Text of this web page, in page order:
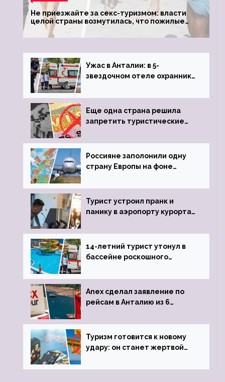
Не приезжайте за секс-туризмом: власти
целой страны возмутилась, что пожилые
туристки массово едут к ним, чтобы
обзавестись молодыми любовниками
Ужас в Анталии: в 5-
звездочном отеле охранник
пистолета
Еще одна страна решила
запретить туристические
Россияне заполонили одну
страну Европы на фоне
виз
Турист устроил пранк и
панику в аэропорту курорта,
задержке рейса
14-летний турист утонул в
бассейне роскошного
Anex сделал заявление по
рейсам в Анталию из 6
Туризм готовится к новому
удару: он станет жертвой